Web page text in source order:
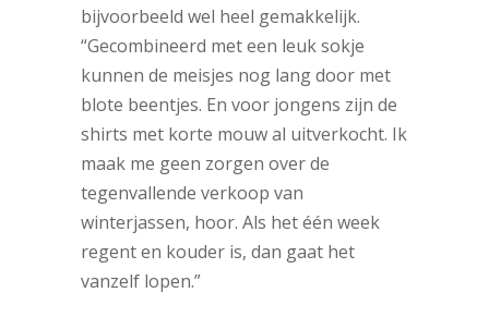
bijvoorbeeld wel heel gemakkelijk.
“Gecombineerd met een leuk sokje
kunnen de meisjes nog lang door met
blote beentjes. En voor jongens zijn de
shirts met korte mouw al uitverkocht. Ik
maak me geen zorgen over de
tegenvallende verkoop van
winterjassen, hoor. Als het één week
regent en kouder is, dan gaat het
vanzelf lopen.”